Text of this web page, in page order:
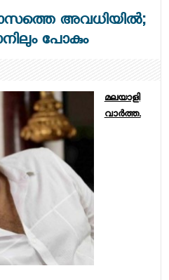
അവധിയില്‍;
പോകും
മലയാളി
വാര്‍ത്ത.